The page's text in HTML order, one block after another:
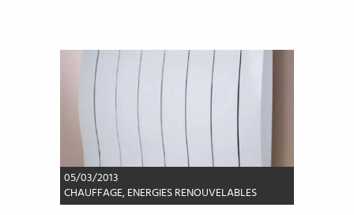
05/03/2013
CHAUFFAGE,ENERGIES RENOUVELABLES